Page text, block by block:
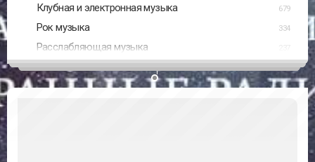
Клубная и электронная музыка 679
Рок музыка 334
Расслабляющая музыка